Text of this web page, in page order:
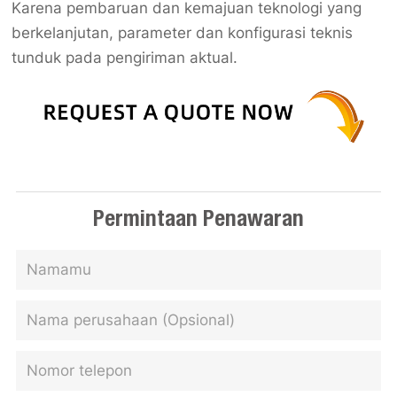
Karena pembaruan dan kemajuan teknologi yang
berkelanjutan, parameter dan konfigurasi teknis
tunduk pada pengiriman aktual.
Permintaan Penawaran